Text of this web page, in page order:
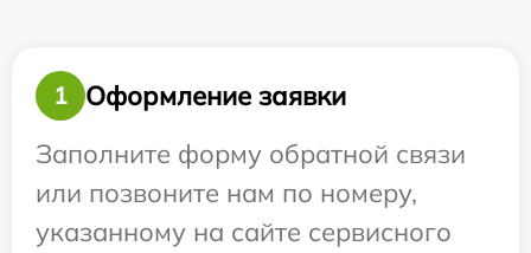
1
Оформление заявки
Заполните форму обратной связи
или позвоните нам по номеру,
указанному на сайте сервисного